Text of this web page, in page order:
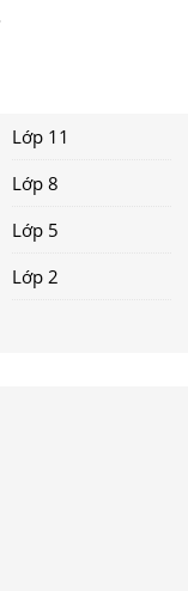
Lớp 11
Lớp 8
Lớp 5
Lớp 2